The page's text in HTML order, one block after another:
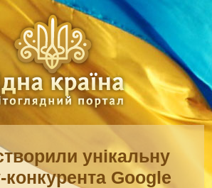
унікальну
Google